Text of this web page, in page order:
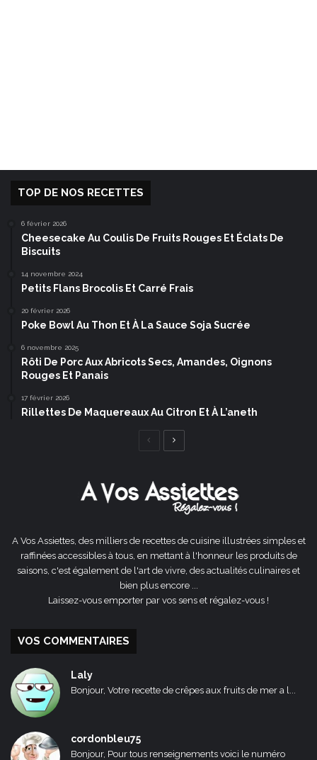
TOP DE NOS RECETTES
6 février 2026
Cheesecake Au Coulis De Fruits Rouges Et Éclats De
Biscuits
14 novembre 2024
Petits Flans Brocolis Et Carré Frais
20 février 2026
Poke Bowl Au Thon Et À La Sauce Soja Sucrée
6 novembre 2025
Rôti De Porc Aux Abricots Secs, Amandes, Oignons
Rouges Et Panais
17 février 2026
Rillettes De Maquereaux Au Citron Et À L’aneth
Page
A Vos Assiettes, des milliers de recettes de cuisine illustrées simples et
raffinées accessibles à tous, en mettant à l'honneur les produits de
saisons, c'est également de l'art de vivre, des actualités culinaires et
bien plus encore ...
Laissez-vous emporter par vos sens et régalez-vous !
VOS COMMENTAIRES
Laly
Bonjour, Votre recette de crêpes aux fruits de mer a l...
cordonbleu75
Bonjour, Pour tous renseignements voici le numéro